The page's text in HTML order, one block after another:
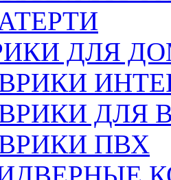
ДЛЯ
ДЛЯ
ПВХ